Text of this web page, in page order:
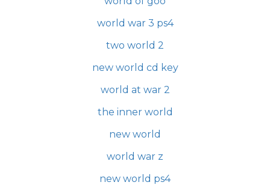
world war 3 ps4
two world 2
new world cd key
world at war 2
the inner world
new world
world war z
new world ps4